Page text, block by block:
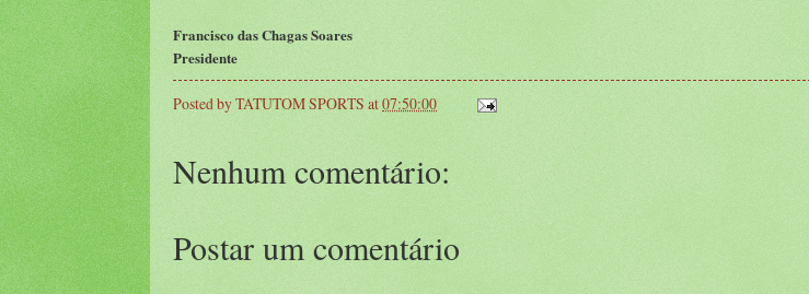
Francisco das Chagas Soares
Presidente
Posted byTATUTOM SPORTS at07:50:00
Nenhum comentário:
Postar um comentário